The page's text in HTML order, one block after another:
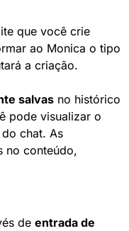
que você crie
ao Monica o tipo
a criação.
salvas no histórico
pode visualizar o
chat. As
no conteúdo,
de entrada de